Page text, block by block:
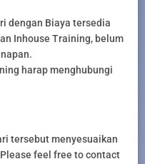
dengan Biaya tersedia
Inhouse Training, belum
harap menghubungi
tersebut menyesuaikan
feel free to contact